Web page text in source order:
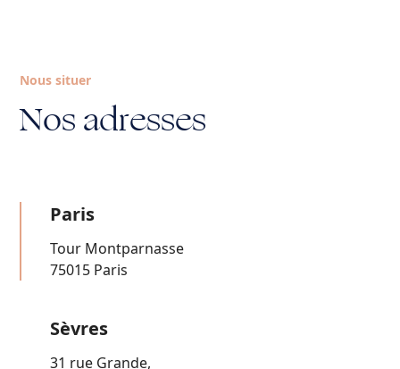
Nous situer
Nos adresses
Paris
Tour Montparnasse
75015 Paris
Sèvres
31 rue Grande,